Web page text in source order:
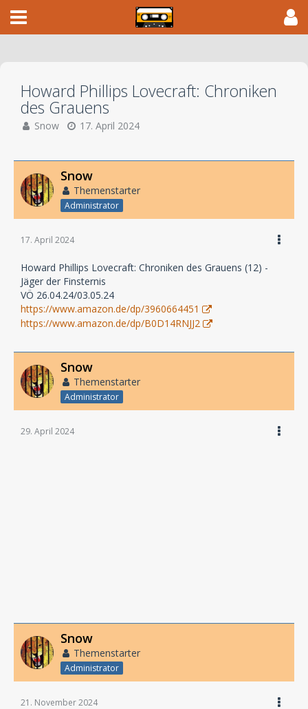
Howard Phillips Lovecraft: Chroniken
des Grauens
Snow 17. April 2024
Snow
Themenstarter
Administrator
17. April 2024
Howard Phillips Lovecraft: Chroniken des Grauens (12) -
Jäger der Finsternis
VÖ 26.04.24/03.05.24
https://www.amazon.de/dp/3960664451
https://www.amazon.de/dp/B0D14RNJJ2
Snow
Themenstarter
Administrator
29. April 2024
Snow
Themenstarter
Administrator
21. November 2024